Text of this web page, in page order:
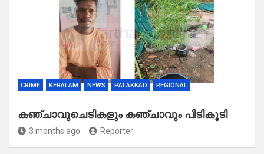
CRIME KERALAM NEWS PALAKKAD REGIONAL
കഞ്ചാവുചെടികളും കഞ്ചാവും പിടികൂടി
3 months ago Reporter